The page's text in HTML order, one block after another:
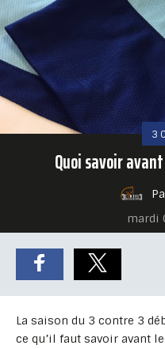
3
Quoi savoir
mardi
La saison du 3 contre 3
ce qu’il faut savoir avant